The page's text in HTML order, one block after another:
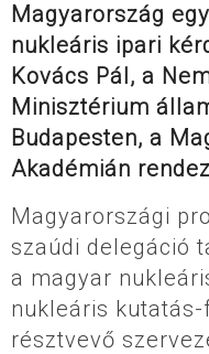
Magyarország
nukleáris ipari
Kovács Pál, a
Minisztérium
Budapesten, a
Akadémián
Magyarországi
szaúdi delegáció
a magyar
nukleáris
résztvevő